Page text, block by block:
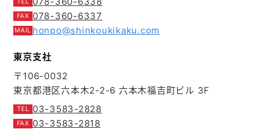
078-360-6337
honpo@shinkoukikaku.com
東京支社
〒106-0032
東京都港区六本木2-2-6 六本木福吉町ビル 3F
03-3583-2828
03-3583-2818